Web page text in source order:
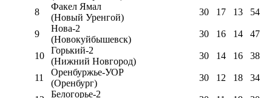
8
Факел Ямал
(Новый Уренгой)
30 17 13 54
9
Нова-2
(Новокуйбышевск)
30 16 14 47
10
Горький-2
(Нижний Новгород)
30 14 16 38
11
Оренбуржье-УОР
(Оренбург)
30 12 18 34
Белогорье-2